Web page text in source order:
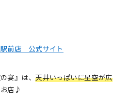
前店 公式サイト
宴』は、天井いっぱいに星空が広
店♪